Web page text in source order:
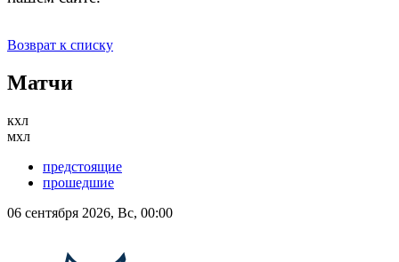
Возврат к списку
Матчи
кхл
мхл
предстоящие
прошедшие
06 сентября 2026, Вс, 00:00